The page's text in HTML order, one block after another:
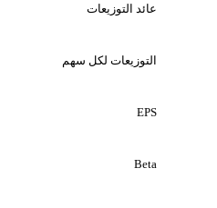
عائد التوزيعات
التوزيعات لكل سهم
EPS
Beta